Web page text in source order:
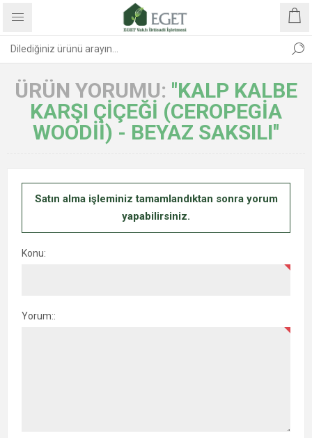
ÜRÜN YORUMU: KALP KALBE
KARŞI ÇIÇEĞI (CEROPEGIA
WOODII) - BEYAZ SAKSILI
Satın alma işleminiz tamamlandıktan sonra yorum
yapabilirsiniz.
Konu:
Yorum::